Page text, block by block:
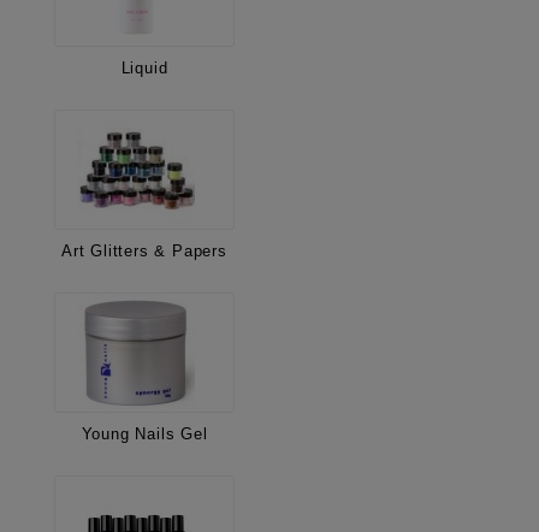
Liquid
Art Glitters & Papers
Young Nails Gel